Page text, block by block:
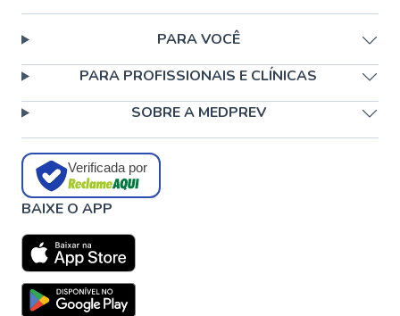
PARA VOCÊ
PARA PROFISSIONAIS E CLÍNICAS
SOBRE A MEDPREV
Verificada por
BAIXE O APP